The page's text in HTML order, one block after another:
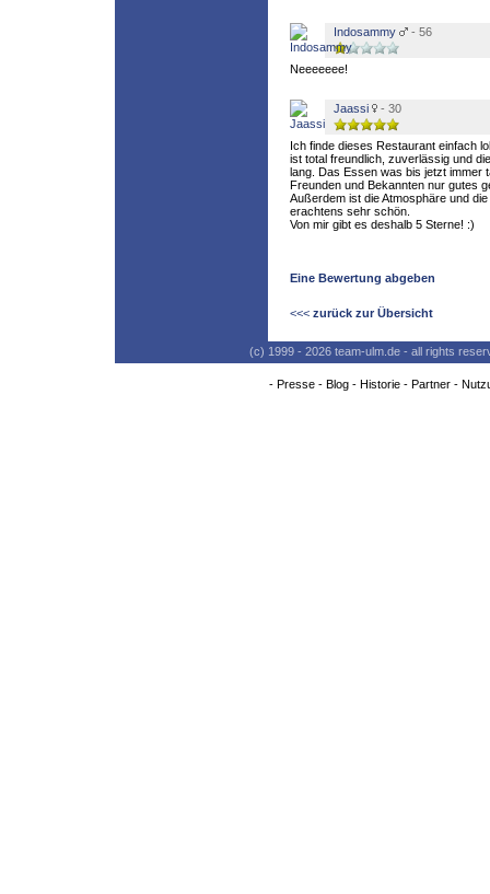
Indosammy - 56
Neeeeeee!
Jaassi - 30
Ich finde dieses Restaurant einfach
ist total freundlich, zuverlässig und
lang. Das Essen was bis jetzt immer
Freunden und Bekannten nur gutes
Außerdem ist die Atmosphäre und
erachtens sehr schön.
Von mir gibt es deshalb 5 Sterne! :)
Eine Bewertung abgeben
<<< zurück zur Übersicht
(c) 1999 - 2026 team-ulm.de - all rights
- Presse- Blog- Historie- Partner-